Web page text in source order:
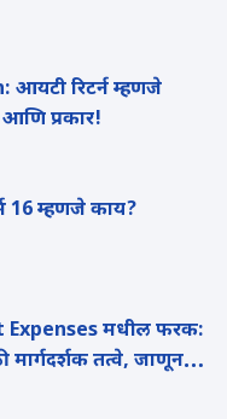
रिटर्न म्हणजे
प्रकार!
Form 16: आयकर फॉर्म 16 म्हणजे काय?
मधील फरक:
मार्गदर्शक तत्वे, जाणून